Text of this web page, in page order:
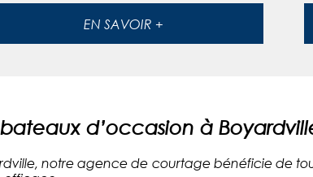
EN SAVOIR +
d’occasion à
notre agence de courtage bénéficie de